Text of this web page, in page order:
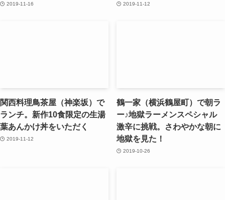
2019-11-16 2019-11-12
関西料理鳥茶屋（神楽坂）で
ランチ。新作10食限定の生湯
葉あんかけ丼をいただく
2019-11-12
鶴一家（横浜鶴屋町）で朝ラ
ー♪地獄ラーメンスペシャル
激辛に挑戦。さわやかな朝に
地獄を見た！
2019-10-26